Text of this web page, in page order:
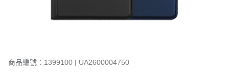
商品編號：1399100 | UA2600004750